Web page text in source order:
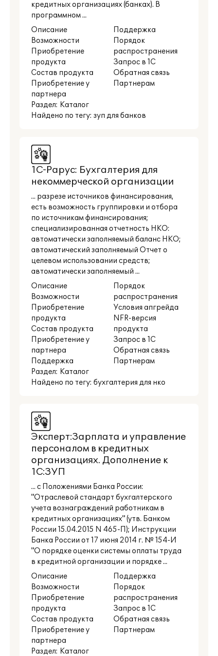
кредитных организациях (банках). В
программном ...
Описание
Возможности
Приобретение
продукта
Состав продукта
Приобретение у
партнера
Поддержка
Порядок
распространения
Запрос в 1С
Обратная связь
Партнерам
Раздел: Каталог
Найдено по тегу: зуп для банков
1С-Рарус: Бухгалтерия для
некоммерческой организации
... разрезе источников финансирования,
есть возможность группировки и отбора
по источникам финансирования;
специализированная отчетность НКО:
автоматически заполняемый баланс НКО;
автоматический заполняемый Отчет о
целевом использовании средств;
автоматически заполняемый ...
Описание
Возможности
Приобретение
продукта
Состав продукта
Приобретение у
партнера
Поддержка
Порядок
распространения
Условия апгрейда
NFR-версия
продукта
Запрос в 1С
Обратная связь
Партнерам
Раздел: Каталог
Найдено по тегу: бухгалтерия для нко
Эксперт:Зарплата и управление
персоналом в кредитных
организациях. Дополнение к
1С:ЗУП
... с Положениями Банка России:
"Отраслевой стандарт бухгалтерского
учета вознаграждений работникам в
кредитных организациях" (утв. Банком
России 15.04.2015 N 465-П); Инструкции
Банка России от 17 июня 2014 г. № 154-И
"О порядке оценки системы оплаты труда
в кредитной организации и порядке ...
Описание
Возможности
Приобретение
продукта
Состав продукта
Приобретение у
партнера
Поддержка
Порядок
распространения
Запрос в 1С
Обратная связь
Партнерам
Раздел: Каталог